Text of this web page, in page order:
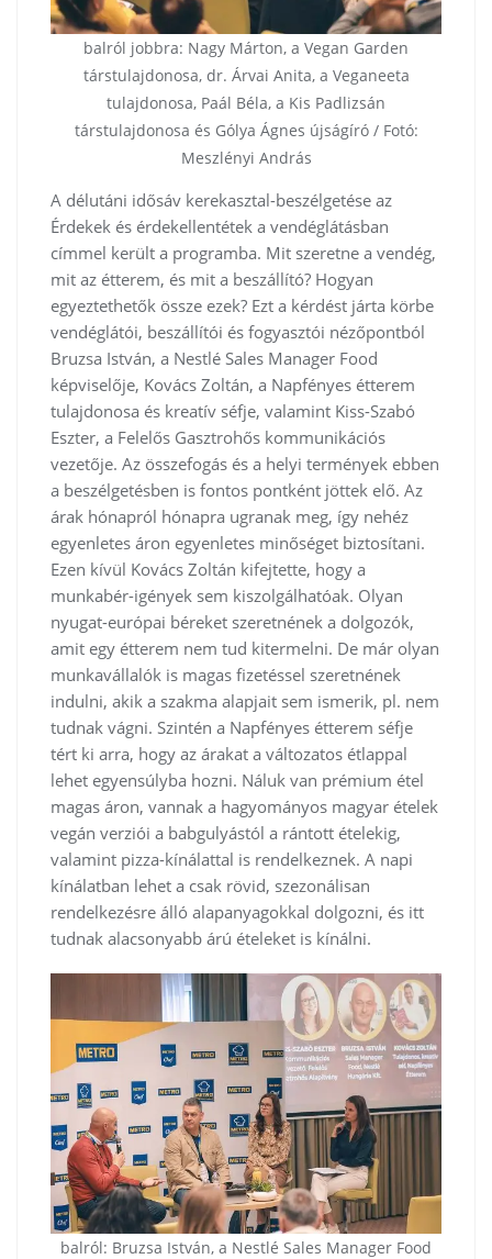
balról jobbra: Nagy Márton, a Vegan Garden
társtulajdonosa, dr. Árvai Anita, a Veganeeta
tulajdonosa, Paál Béla, a Kis Padlizsán
társtulajdonosa és Gólya Ágnes újságíró / Fotó:
Meszlényi András
A délutáni idősáv kerekasztal-beszélgetése az
Érdekek és érdekellentétek a vendéglátásban
címmel került a programba. Mit szeretne a vendég,
mit az étterem, és mit a beszállító? Hogyan
egyeztethetők össze ezek? Ezt a kérdést járta körbe
vendéglátói, beszállítói és fogyasztói nézőpontból
Bruzsa István, a Nestlé Sales Manager Food
képviselője, Kovács Zoltán, a Napfényes étterem
tulajdonosa és kreatív séfje, valamint Kiss-Szabó
Eszter, a Felelős Gasztrohős kommunikációs
vezetője. Az összefogás és a helyi termények ebben
a beszélgetésben is fontos pontként jöttek elő. Az
árak hónapról hónapra ugranak meg, így nehéz
egyenletes áron egyenletes minőséget biztosítani.
Ezen kívül Kovács Zoltán kifejtette, hogy a
munkabér-igények sem kiszolgálhatóak. Olyan
nyugat-európai béreket szeretnének a dolgozók,
amit egy étterem nem tud kitermelni. De már olyan
munkavállalók is magas fizetéssel szeretnének
indulni, akik a szakma alapjait sem ismerik, pl. nem
tudnak vágni. Szintén a Napfényes étterem séfje
tért ki arra, hogy az árakat a változatos étlappal
lehet egyensúlyba hozni. Náluk van prémium étel
magas áron, vannak a hagyományos magyar ételek
vegán verziói a babgulyástól a rántott ételekig,
valamint pizza-kínálattal is rendelkeznek. A napi
kínálatban lehet a csak rövid, szezonálisan
rendelkezésre álló alapanyagokkal dolgozni, és itt
tudnak alacsonyabb árú ételeket is kínálni.
balról: Bruzsa István, a Nestlé Sales Manager Food